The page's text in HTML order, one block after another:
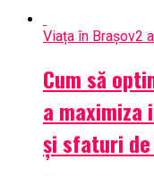
Viața în Brașov2
Cum să
a maximiza
și sfaturi